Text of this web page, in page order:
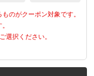
のがクーポン対象です。
選択ください。